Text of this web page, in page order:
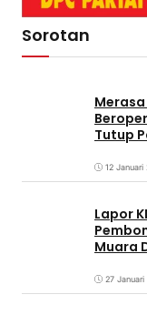
Sorotan
Tutup
12 Januari
Lapor
Muara
27 Januari